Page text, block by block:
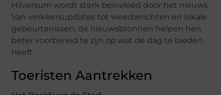
Hilversum wordt sterk beïnvloed door het nieuws.
Van verkeersupdates tot weerberichten en lokale
gebeurtenissen, de nieuwsbronnen helpen hen
beter voorbereid te zijn op wat de dag te bieden
heeft.
Toeristen Aantrekken